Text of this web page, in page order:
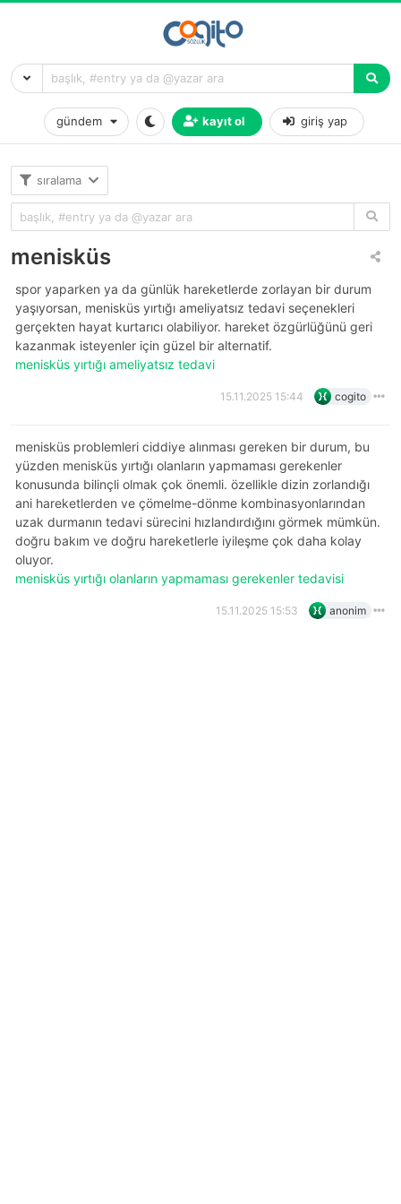
gündem kayıt ol giriş yap
sıralama
menisküs
spor yaparken ya da günlük hareketlerde zorlayan bir durum
yaşıyorsan, menisküs yırtığı ameliyatsız tedavi seçenekleri
gerçekten hayat kurtarıcı olabiliyor. hareket özgürlüğünü geri
kazanmak isteyenler için güzel bir alternatif.
menisküs yırtığı ameliyatsız tedavi
15.11.2025 15:44 cogito
menisküs problemleri ciddiye alınması gereken bir durum, bu
yüzden menisküs yırtığı olanların yapmaması gerekenler
konusunda bilinçli olmak çok önemli. özellikle dizin zorlandığı
ani hareketlerden ve çömelme-dönme kombinasyonlarından
uzak durmanın tedavi sürecini hızlandırdığını görmek mümkün.
doğru bakım ve doğru hareketlerle iyileşme çok daha kolay
oluyor.
menisküs yırtığı olanların yapmaması gerekenler tedavisi
15.11.2025 15:53 anonim